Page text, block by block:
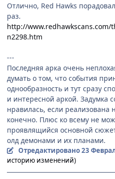
Отлично, Red Hawks
раз.
http://www.redhawkscans.com/
n2298.htm
---
Последняя арка очень
думать о том, что события
однообразность и тут сразу
и интересной аркой. Задумка
нравилась, если реализована
конечно. Плюс ко всему не
проявлящийся основной
олд демонами и их планами.
Отредактировано23
историю изменений)